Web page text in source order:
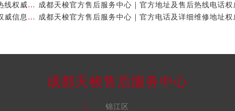
成都天梭官方售后服务中心｜全新维修地址和客服热线权威信息公示（2026年7月最新）
成都天梭官方售后服务中心｜官方地址及售后热线权威信息公示（2026年7月最新）
成都天梭售后服务中心
锦江区